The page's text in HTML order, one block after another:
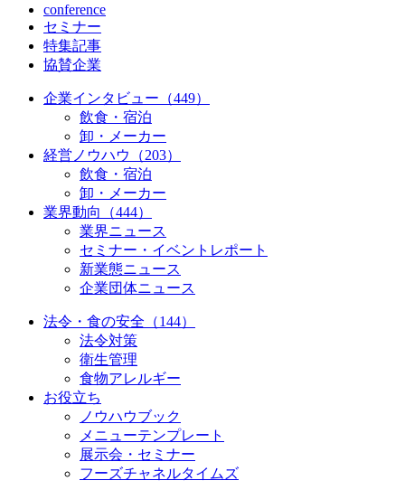
conference
セミナー
特集記事
協賛企業
企業インタビュー（449）
飲食・宿泊
卸・メーカー
経営ノウハウ（203）
飲食・宿泊
卸・メーカー
業界動向（444）
業界ニュース
セミナー・イベントレポート
新業態ニュース
企業団体ニュース
法令・食の安全（144）
法令対策
衛生管理
食物アレルギー
お役立ち
ノウハウブック
メニューテンプレート
展示会・セミナー
フーズチャネルタイムズ